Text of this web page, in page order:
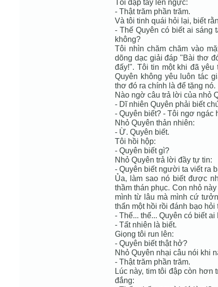
Tôi đập tay lên ngực:
- Thật trăm phần trăm.
Và tôi tinh quái hỏi lại, biết
- Thế Quyên có biết ai sáng
không?
Tôi nhìn chăm chăm vào
dõng dạc giải đáp "Bài thơ
đấy!". Tôi tin một khi đã
Quyên không yêu luôn tác
thơ đó ra chính là để tặng nó.
Nào ngờ câu trả lời của nhỏ
- Dĩ nhiên Quyên phải biết
- Quyên biết? - Tôi ngơ ngác
Nhỏ Quyên thản nhiên:
- Ừ. Quyên biết.
Tôi hồi hộp:
- Quyên biết gì?
Nhỏ Quyên trả lời đầy tự tin:
- Quyên biết người ta viết ra
Ủa, làm sao nó biết được
thầm thán phục. Con nhỏ
mình từ lâu mà mình cứ
thẩn một hồi rồi đánh bạo hỏi
- Thế... thế... Quyên có biết
- Tất nhiên là biết.
Giọng tôi run lên:
- Quyên biết thật hở?
Nhỏ Quyên nhại câu nói khi
- Thật trăm phần trăm.
Lúc này, tim tôi đập còn hơn
đắng: